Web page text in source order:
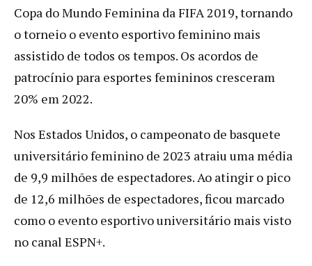
Copa do Mundo Feminina da FIFA 2019, tornando
o torneio o evento esportivo feminino mais
assistido de todos os tempos. Os acordos de
patrocínio para esportes femininos cresceram
20% em 2022.
Nos Estados Unidos, o campeonato de basquete
universitário feminino de 2023 atraiu uma média
de 9,9 milhões de espectadores. Ao atingir o pico
de 12,6 milhões de espectadores, ficou marcado
como o evento esportivo universitário mais visto
no canal ESPN+.